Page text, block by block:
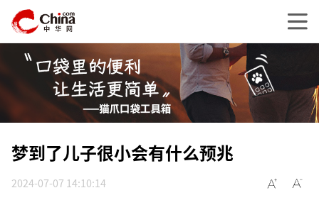
梦到了儿子很小会有什么预兆
2024-07-07 14:10:14